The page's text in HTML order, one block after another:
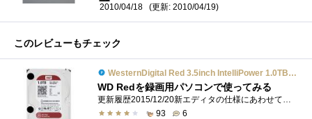
2010/04/18
(更新: 2010/04/19)
このレビューもチェック
WesternDigital Red 3.5inch IntelliPower 1.0TB 64MBキャッシュ SATA III WD10EFRX
WD Redを録画用パソコンで使ってみる
更新履歴2015/12/20新エディタの仕様にあわせて、レビューを修正2015/12/20総評と使用履歴を更新
93
6